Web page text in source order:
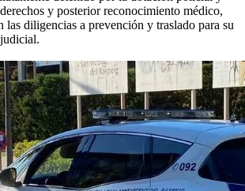
y posterior reconocimiento médico,
las diligencias a prevención y traslado para su